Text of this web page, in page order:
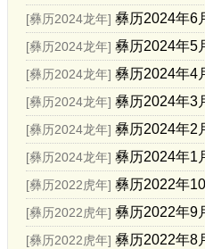
[彝历2024龙年] 彝历2024年6月
[彝历2024龙年] 彝历2024年5月
[彝历2024龙年] 彝历2024年4月
[彝历2024龙年] 彝历2024年3月
[彝历2024龙年] 彝历2024年2月
[彝历2024龙年] 彝历2024年1月
[彝历2022虎年] 彝历2022年
[彝历2022虎年] 彝历2022年9
[彝历2022虎年] 彝历2022年8